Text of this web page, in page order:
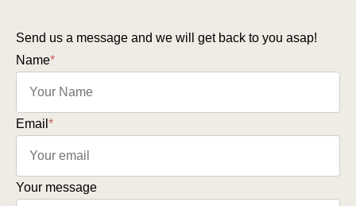
Send us a message and we will get back to you asap!
Name*
Email *
Your message